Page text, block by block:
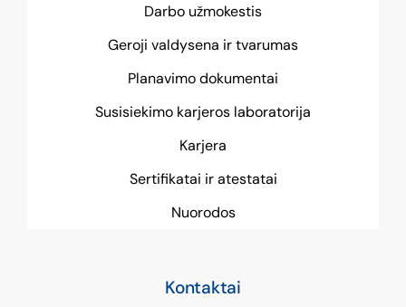
Darbo užmokestis
Geroji valdysena ir tvarumas
Planavimo dokumentai
Susisiekimo karjeros laboratorija
Karjera
Sertifikatai ir atestatai
Nuorodos
Kontaktai